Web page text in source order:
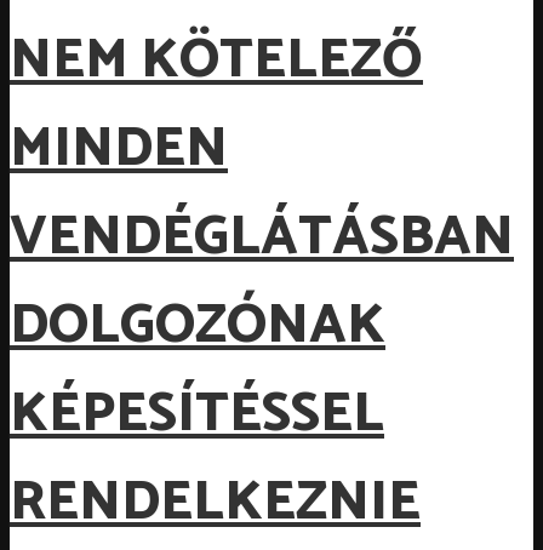
NEM KÖTELEZŐ
MINDEN
VENDÉGLÁTÁSBAN
DOLGOZÓNAK
KÉPESÍTÉSSEL
RENDELKEZNIE